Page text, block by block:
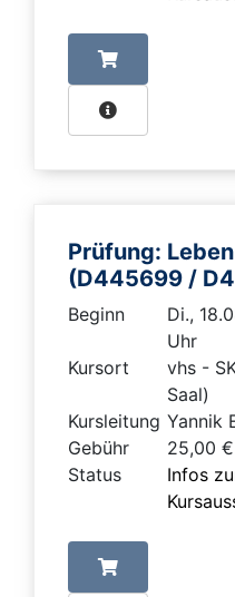
Prüfung:
(D445699 /
Beginn
Di.,
Uhr
Kursort
vhs -
Saal)
Kursleitung Yannik
Gebühr
25,00 €
Status
Infos